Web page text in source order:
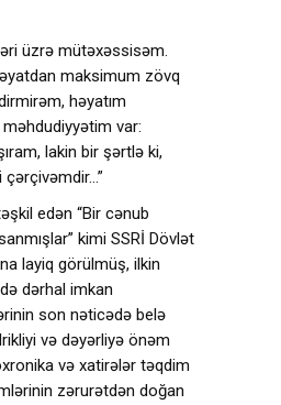
üzrə mütəxəssisəm.
maksimum zövq
həyatım
məhdudiyyətim var:
lakin bir şərtlə ki,
edən “Bir cənub
kimi SSRİ Dövlət
layiq görülmüş, ilkin
dərhal imkan
son nəticədə belə
və dəyərliyə önəm
və xatirələr təqdim
zərurətdən doğan